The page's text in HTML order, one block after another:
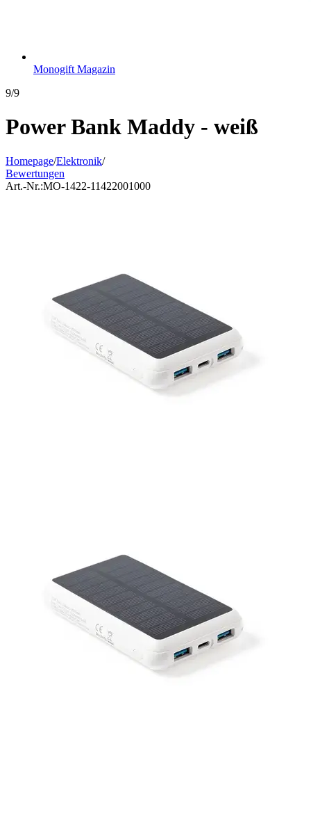
Monogift Magazin
9/9
Power Bank Maddy - weiß
Homepage/Elektronik/
Bewertungen
Art.-Nr.:MO-1422-11422001000